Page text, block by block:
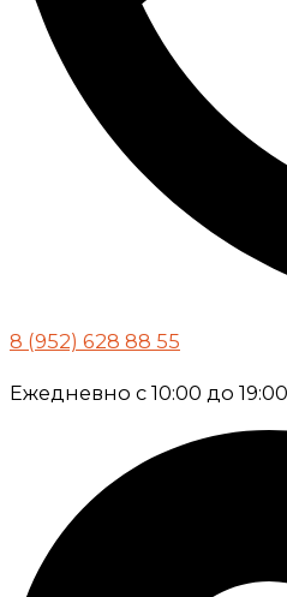
8 (952) 628 88 55
Ежедневно с 10:00 до 19:00